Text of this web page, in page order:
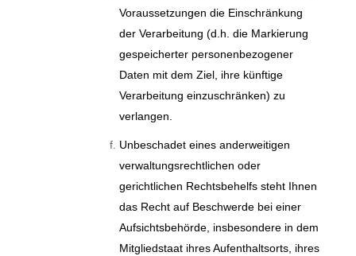
Voraussetzungen die Einschränkung
der Verarbeitung (d.h. die Markierung
gespeicherter personenbezogener
Daten mit dem Ziel, ihre künftige
Verarbeitung einzuschränken) zu
verlangen.
Unbeschadet eines anderweitigen
verwaltungsrechtlichen oder
gerichtlichen Rechtsbehelfs steht Ihnen
das Recht auf Beschwerde bei einer
Aufsichtsbehörde, insbesondere in dem
Mitgliedstaat ihres Aufenthaltsorts, ihres